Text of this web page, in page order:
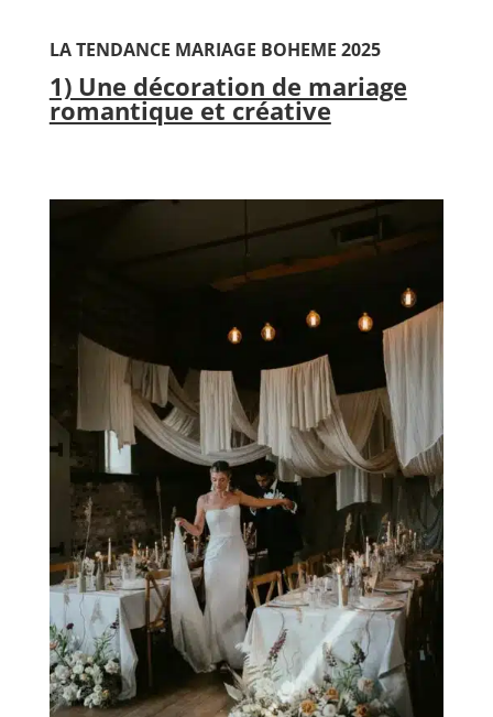
LA TENDANCE MARIAGE BOHEME 2025
1) Une décoration de mariage
romantique et créative